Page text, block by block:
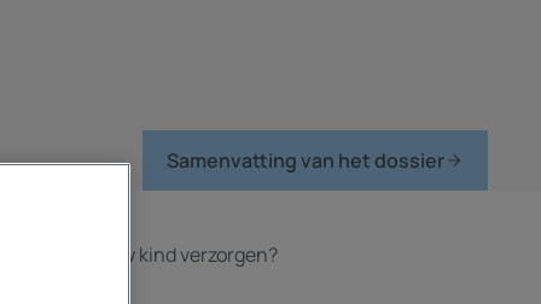
Samenvatting van het dossier
huid van uw kind verzorgen?